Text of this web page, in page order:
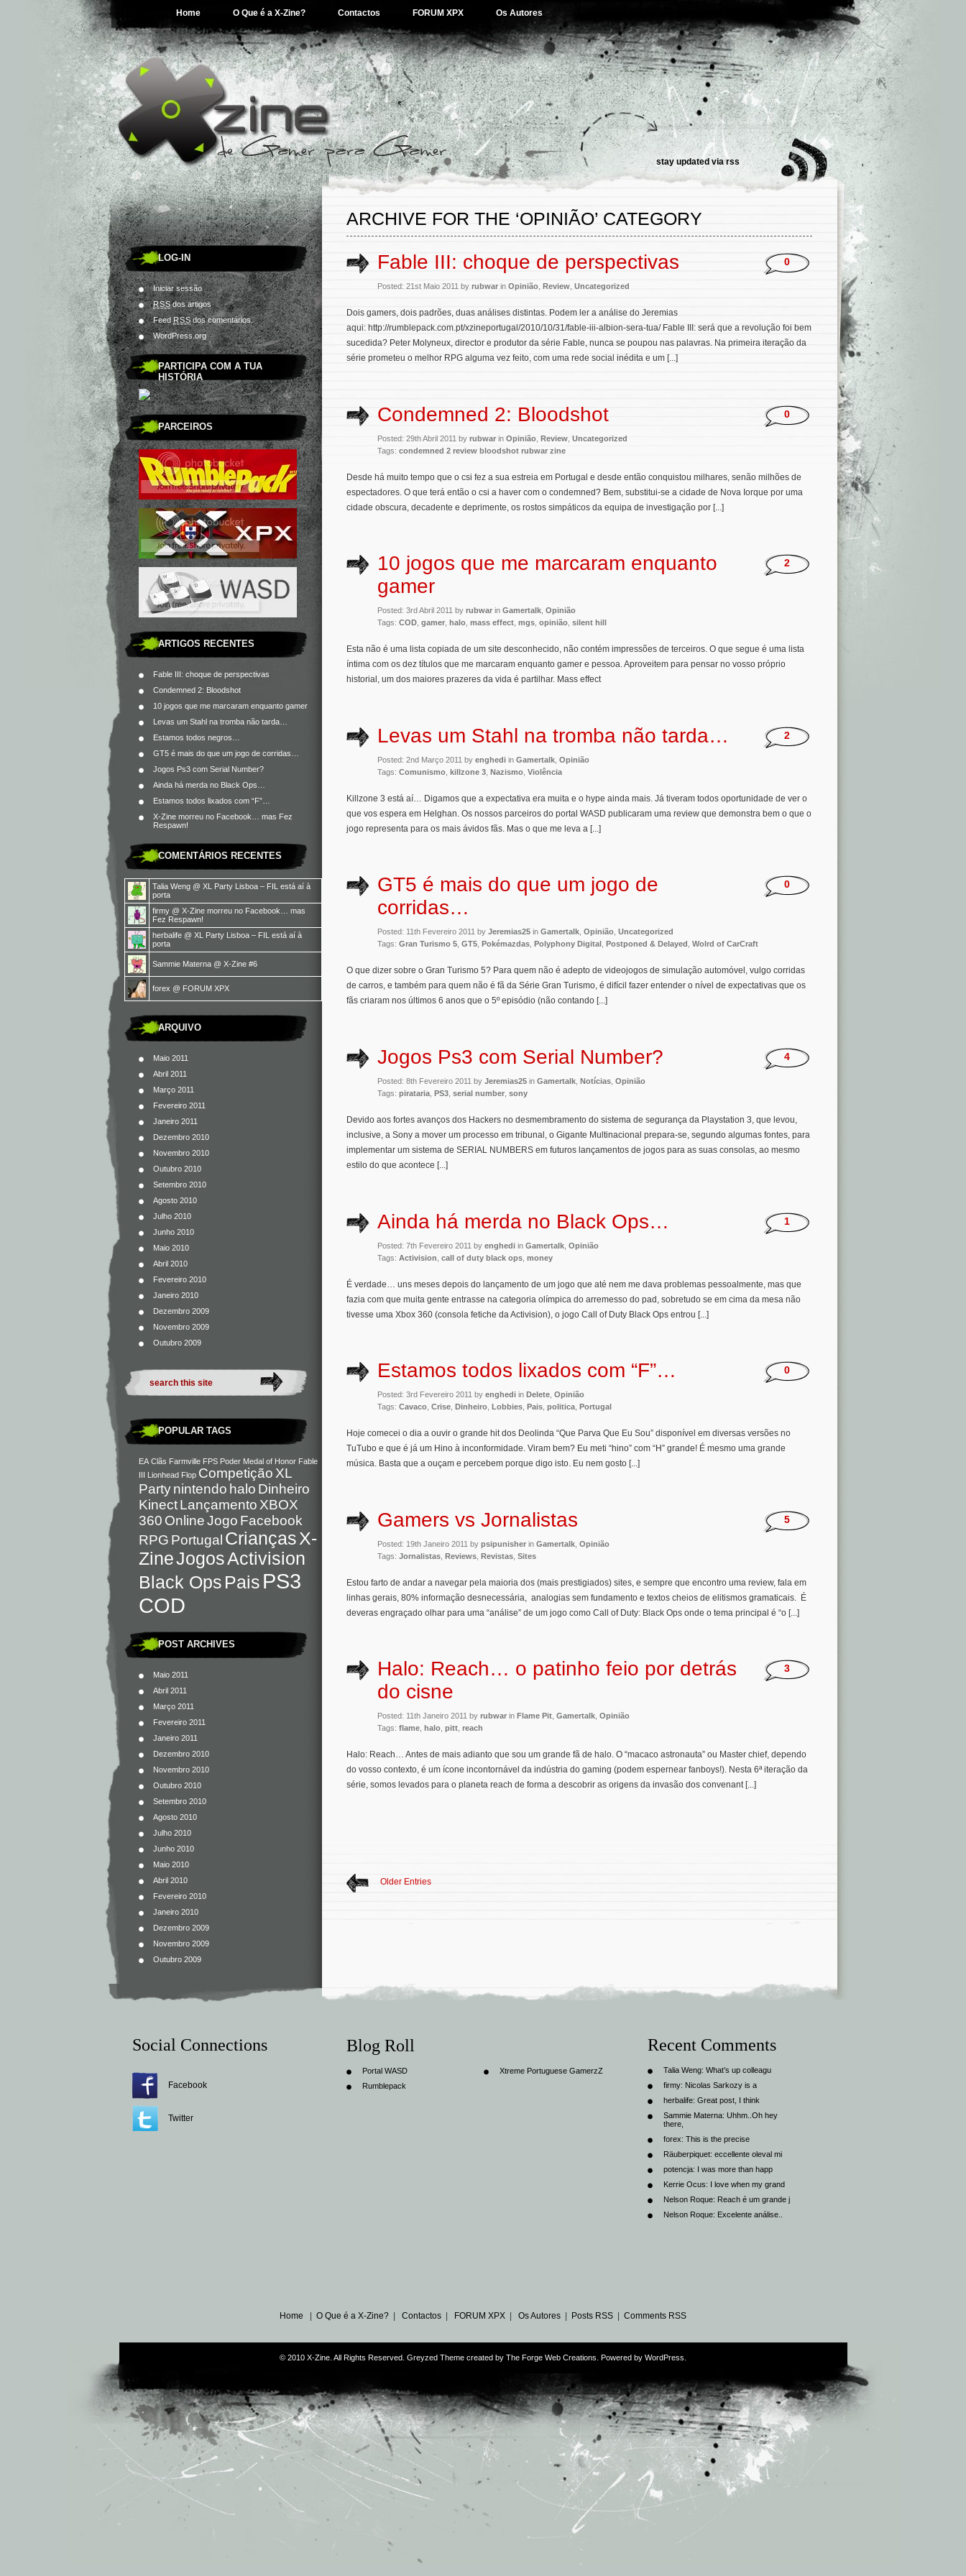
Home O Que é a X-Zine? Contactos FORUM XPX Os Autores
stay updated viarss
LOG-IN
Iniciar sessão
RSSdos artigos
FeedRSSdos comentários.
WordPress.org
PARTICIPA COM A TUA
HISTÓRIA
PARCEIROS
ARTIGOS RECENTES
Fable III: choque de perspectivas
Condemned 2: Bloodshot
10 jogos que me marcaram enquanto gamer
Levas um Stahl na tromba não tarda…
Estamos todos negros…
GT5 é mais do que um jogo de corridas…
Jogos Ps3 com Serial Number?
Ainda há merda no Black Ops…
Estamos todos lixados com “F”…
X-Zine morreu no Facebook… mas Fez
Respawn!
COMENTÁRIOS RECENTES
Talia Weng @ XL Party Lisboa – FIL está aí à
porta
firmy @ X-Zine morreu no Facebook… mas
Fez Respawn!
herbalife @ XL Party Lisboa – FIL está aí à
porta
Sammie Materna @ X-Zine #6
forex @ FORUM XPX
ARQUIVO
Maio 2011
Abril 2011
Março 2011
Fevereiro 2011
Janeiro 2011
Dezembro 2010
Novembro 2010
Outubro 2010
Setembro 2010
Agosto 2010
Julho 2010
Junho 2010
Maio 2010
Abril 2010
Fevereiro 2010
Janeiro 2010
Dezembro 2009
Novembro 2009
Outubro 2009
POPULAR TAGS
EA Clãs Farmville FPS Poder Medal of Honor Fable
III Lionhead Flop Competição XL
Partynintendo halo Dinheiro
KinectLançamento XBOX
360 OnlineJogo Facebook
RPG Portugal CriançasX-
ZineJogosActivision
Black Ops Pais PS3
COD
POST ARCHIVES
Maio 2011
Abril 2011
Março 2011
Fevereiro 2011
Janeiro 2011
Dezembro 2010
Novembro 2010
Outubro 2010
Setembro 2010
Agosto 2010
Julho 2010
Junho 2010
Maio 2010
Abril 2010
Fevereiro 2010
Janeiro 2010
Dezembro 2009
Novembro 2009
Outubro 2009
ARCHIVE FOR THE ‘OPINIÃO’ CATEGORY
Fable III: choque de perspectivas
Posted: 21st Maio 2011 by rubwar in Opinião Review Uncategorized
0
Dois gamers, dois padrões, duas análises distintas. Podem ler a análise do Jeremias
aqui: http://rumblepack.com.pt/xzineportugal/2010/10/31/fable-iii-albion-sera-tua/ Fable III: será que a revolução foi bem
sucedida? Peter Molyneux, director e produtor da série Fable, nunca se poupou nas palavras. Na primeira iteração da
série prometeu o melhor RPG alguma vez feito, com uma rede social inédita e um [...]
Condemned 2: Bloodshot
Posted: 29th Abril 2011 by rubwar in Opinião Review Uncategorized
Tags: condemned 2 review bloodshot rubwar zine
0
Desde há muito tempo que o csi fez a sua estreia em Portugal e desde então conquistou milhares, senão milhões de
espectadores. O que terá então o csi a haver com o condemned? Bem, substitui-se a cidade de Nova Iorque por uma
cidade obscura, decadente e deprimente, os rostos simpáticos da equipa de investigação por [...]
10 jogos que me marcaram enquanto
gamer
Posted: 3rd Abril 2011 by rubwar in Gamertalk Opinião
Tags: COD gamer halo mass effect mgs opinião silent hill
2
Esta não é uma lista copiada de um site desconhecido, não contém impressões de terceiros. O que segue é uma lista
íntima com os dez títulos que me marcaram enquanto gamer e pessoa. Aproveitem para pensar no vosso próprio
historial, um dos maiores prazeres da vida é partilhar. Mass effect
Levas um Stahl na tromba não tarda…
Posted: 2nd Março 2011 by enghedi in Gamertalk Opinião
Tags: Comunismo killzone 3 Nazismo Violência
2
Killzone 3 está aí… Digamos que a expectativa era muita e o hype ainda mais. Já tiveram todos oportunidade de ver o
que vos espera em Helghan. Os nossos parceiros do portal WASD publicaram uma review que demonstra bem o que o
jogo representa para os mais ávidos fãs. Mas o que me leva a [...]
GT5 é mais do que um jogo de
corridas…
Posted: 11th Fevereiro 2011 by Jeremias25 in Gamertalk Opinião Uncategorized
Tags: Gran Turismo 5 GT5 Pokémazdas Polyphony Digital Postponed & Delayed Wolrd of CarCraft
0
O que dizer sobre o Gran Turismo 5? Para quem não é adepto de videojogos de simulação automóvel, vulgo corridas
de carros, e também para quem não é fã da Série Gran Turismo, é difícil fazer entender o nível de expectativas que os
fãs criaram nos últimos 6 anos que o 5º episódio (não contando [...]
Jogos Ps3 com Serial Number?
Posted: 8th Fevereiro 2011 by Jeremias25 in Gamertalk Notícias Opinião
Tags: pirataria PS3 serial number sony
4
Devido aos fortes avanços dos Hackers no desmembramento do sistema de segurança da Playstation 3, que levou,
inclusive, a Sony a mover um processo em tribunal, o Gigante Multinacional prepara-se, segundo algumas fontes, para
implementar um sistema de SERIAL NUMBERS em futuros lançamentos de jogos para as suas consolas, ao mesmo
estilo do que acontece [...]
Ainda há merda no Black Ops…
Posted: 7th Fevereiro 2011 by enghedi in Gamertalk Opinião
Tags: Activision call of duty black ops money
1
É verdade… uns meses depois do lançamento de um jogo que até nem me dava problemas pessoalmente, mas que
fazia com que muita gente entrasse na categoria olímpica do arremesso do pad, sobretudo se em cima da mesa não
tivesse uma Xbox 360 (consola fetiche da Activision), o jogo Call of Duty Black Ops entrou [...]
Estamos todos lixados com “F”…
Posted: 3rd Fevereiro 2011 by enghedi in Delete Opinião
Tags: Cavaco Crise Dinheiro Lobbies Pais politica Portugal
0
Hoje comecei o dia a ouvir o grande hit dos Deolinda “Que Parva Que Eu Sou” disponível em diversas versões no
TuTubo e que é já um Hino à inconformidade. Viram bem? Eu meti “hino” com “H” grande! É mesmo uma grande
música. Basta que a ouçam e percebem porque digo isto. Eu nem gosto [...]
Gamers vs Jornalistas
Posted: 19th Janeiro 2011 by psipunisher in Gamertalk Opinião
Tags: Jornalistas Reviews Revistas Sites
5
Estou farto de andar a navegar pela maioria dos (mais prestigiados) sites, e sempre que encontro uma review, fala em
linhas gerais, 80% informação desnecessária, analogias sem fundamento e textos cheios de elitismos gramaticais. É
deveras engraçado olhar para uma “análise” de um jogo como Call of Duty: Black Ops onde o tema principal é “o [...]
Halo: Reach… o patinho feio por detrás
do cisne
Posted: 11th Janeiro 2011 by rubwar in Flame Pit Gamertalk Opinião
Tags: flame halo pitt reach
3
Halo: Reach… Antes de mais adianto que sou um grande fã de halo. O “macaco astronauta” ou Master chief, dependo
do vosso contexto, é um ícone incontornável da indústria do gaming (podem espernear fanboys!). Nesta 6ª iteração da
série, somos levados para o planeta reach de forma a descobrir as origens da invasão dos convenant [...]
Older Entries
Social Connections
Facebook
Twitter
Blog Roll
Portal WASD
Rumblepack
Xtreme Portuguese GamerzZ
Recent Comments
Talia Weng: What’s up colleagu
firmy: Nicolas Sarkozy is a
herbalife: Great post, I think
Sammie Materna: Uhhm..Oh hey
there,
forex: This is the precise
Räuberpiquet: eccellente oleval mi
potencja: I was more than happ
Kerrie Ocus: I love when my grand
Nelson Roque: Reach é um grande j
Nelson Roque: Excelente análise..
Home O Que é a X-Zine? Contactos FORUM XPX Os Autores Posts RSS Comments RSS
© 2010 X-Zine. All Rights Reserved. Greyzed Theme created by The Forge Web Creations . Powered by WordPress